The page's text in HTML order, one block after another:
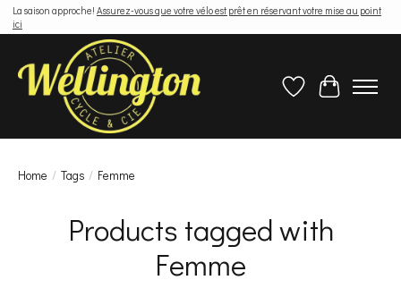
La saison approche! Assurez-vous que votre vélo est prêt en réservant votre mise au point
ici
Wish ListCart
Home / Tags / Femme
Products tagged with
Femme